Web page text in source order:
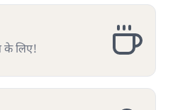
के लिए!
के लिए!
के लिए!
के लिए!
के लिए!
के लिए!
के लिए!
के लिए!